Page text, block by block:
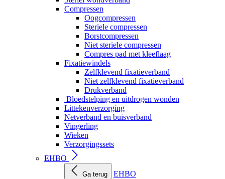
Compressen
Oogcompressen
Steriele compressen
Borstcompressen
Niet steriele compressen
Compres pad met kleeflaag
Fixatiewindels
Zelfklevend fixatieverband
Niet zelfklevend fixatieverband
Drukverband
Bloedstelping en uitdrogen wonden
Littekenverzorging
Netverband en buisverband
Vingerling
Wieken
Verzorgingssets
EHBO
Ga terug
EHBO